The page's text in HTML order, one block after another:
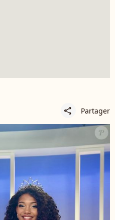
share Partager